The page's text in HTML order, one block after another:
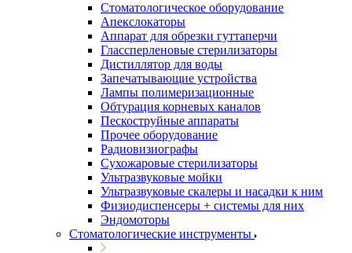
Стоматологическое оборудование
Апекслокаторы
Аппарат для обрезки гуттаперчи
Глассперленовые стерилизаторы
Дистиллятор для воды
Запечатывающие устройства
Лампы полимеризационные
Обтурация корневых каналов
Пескоструйные аппараты
Прочее оборудование
Радиовизиографы
Сухожаровые стерилизаторы
Ультразвуковые мойки
Ультразвуковые скалеры и насадки к ним
Физиодиспенсеры + системы для них
Эндомоторы
Стоматологические инструменты